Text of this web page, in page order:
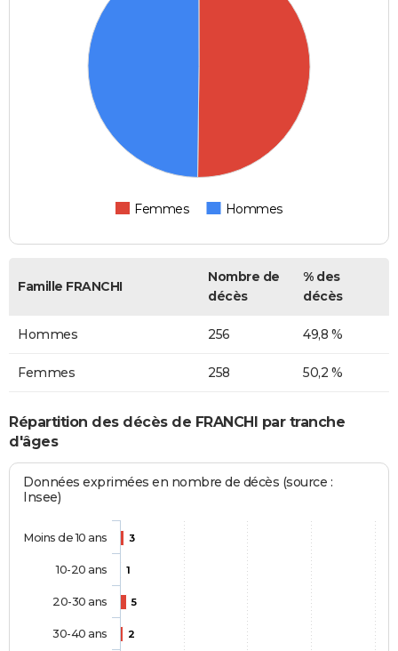
Femmes Hommes
Famille FRANCHI
Nombre de
décès
% des
décès
Hommes 256 49,8 %
Femmes 258 50,2 %
Répartition des décès de FRANCHI par tranche
d'âges
Données exprimées en nombre de décès (source :
Insee)
3
1
5
2
Moins de 10 ans
10-20 ans
20-30 ans
30-40 ans